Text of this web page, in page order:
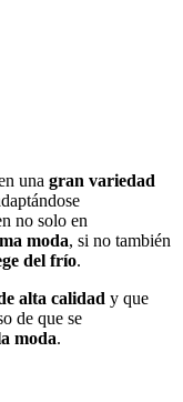
una gran variedad
no solo en
moda, si no también
del frío.
alta calidad y que
de que se
moda.